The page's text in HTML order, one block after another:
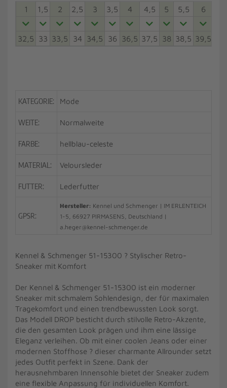
1 1,5 2 2,5 3 3,5 4 4,5 5 5,5 6
32,5 33 33,5 34 34,5 36 36,5 37,5 38 38,5 39,5
KATEGORIE: Mode
WEITE: Normalweite
FARBE: hellblau-celeste
MATERIAL: Veloursleder
FUTTER: Lederfutter
GPSR:
Hersteller: Kennel und Schmenger | IM ERLENTEICH
1-5, 66927 PIRMASENS, Deutschland |
a.heger@kennel-schmenger.de
Kennel & Schmenger 51-15300 ? Stylischer Retro-
Sneaker mit Komfort
Der Kennel & Schmenger 51-15300 ist ein moderner
Sneaker mit schmalem Sohlendesign, der für maximalen
Tragekomfort und einen trendbewussten Look sorgt.
Das Modell DROP besticht durch stilvolle Retro-Akzente,
die den gesamten Look prägen und ihm eine lässige
Eleganz verleihen. Ob mit einer coolen Jeans oder einer
modernen Stoffhose ? dieser charmante Allrounder setzt
jedes Outfit perfekt in Szene. Dank der
herausnehmbaren Innensohle bietet der Sneaker zudem
eine flexible Anpassung für individuellen Komfort.